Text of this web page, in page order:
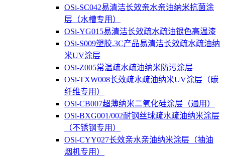
OSi-SC042易清洁长效亲水亲油纳米抗菌涂
层（水槽专用）
OSi-YG015易清洁长效疏水疏油银色高温漆
OSi-S009塑胶,3C产品易清洁长效疏水疏油纳
米UV涂层
OSi-Z005常温疏水疏油纳米防污涂层
OSi-TXW008长效疏水疏油纳米UV涂层（碳
纤维专用）
OSi-CB007超薄纳米二氧化硅涂层（通用）
OSi-BXG001/002耐钢丝球疏水疏油纳米涂层
（不锈钢专用）
OSi-CYY027长效亲水亲油纳米涂层（抽油
烟机专用）